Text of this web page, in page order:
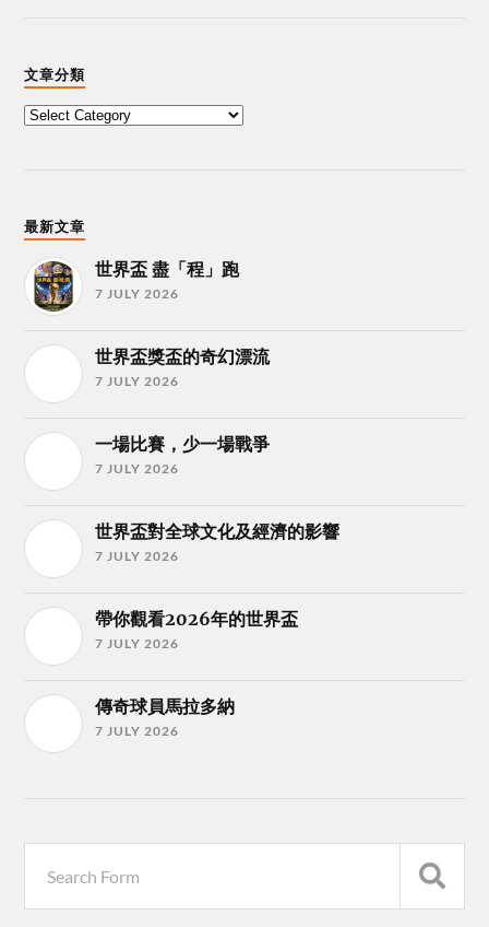
文章分類
最新文章
世界盃 盡「程」跑
7 JULY 2026
世界盃獎盃的奇幻漂流
7 JULY 2026
一場比賽，少一場戰爭
7 JULY 2026
世界盃對全球文化及經濟的影響
7 JULY 2026
帶你觀看2026年的世界盃
7 JULY 2026
傳奇球員馬拉多納
7 JULY 2026